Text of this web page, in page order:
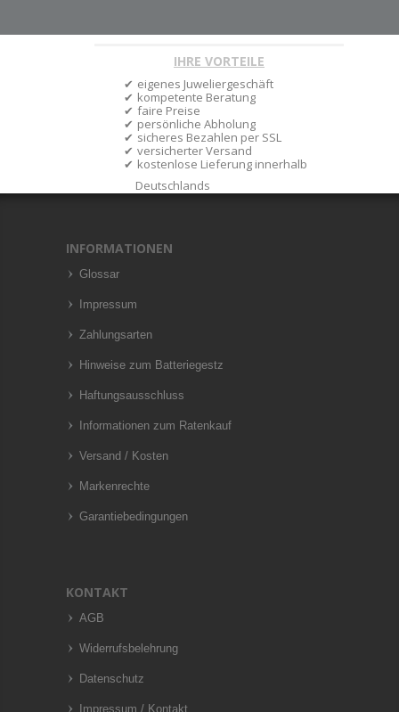
IHRE VORTEILE
eigenes Juweliergeschäft
kompetente Beratung
faire Preise
persönliche Abholung
sicheres Bezahlen per SSL
versicherter Versand
kostenlose Lieferung innerhalb
Deutschlands
INFORMATIONEN
Glossar
Impressum
Zahlungsarten
Hinweise zum Batteriegestz
Haftungsausschluss
Informationen zum Ratenkauf
Versand / Kosten
Markenrechte
Garantiebedingungen
KONTAKT
AGB
Widerrufsbelehrung
Datenschutz
Impressum / Kontakt